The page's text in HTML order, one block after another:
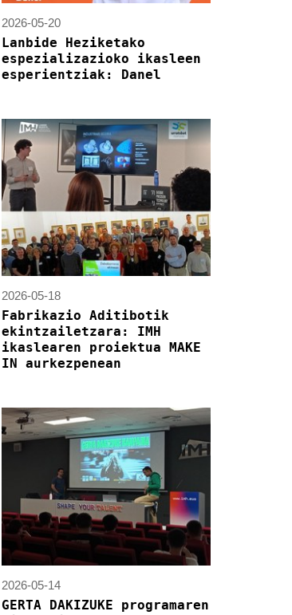
2026-05-20
Lanbide Heziketako
espezializazioko ikasleen
esperientziak: Danel
2026-05-18
Fabrikazio Aditibotik
ekintzailetzara: IMH
ikaslearen proiektua MAKE
IN aurkezpenean
2026-05-14
GERTA DAKIZUKE programaren